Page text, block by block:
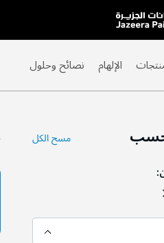
الإلهام نصائح وحلول
مسح الكل